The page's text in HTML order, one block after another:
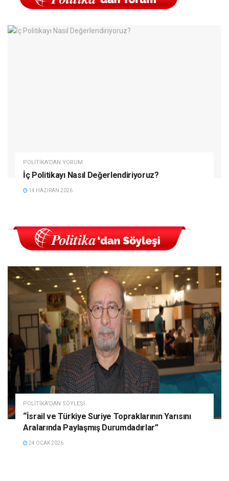
POLITIKA'DAN YORUM
İç Politikayı Nasıl Değerlendiriyoruz?
14 HAZIRAN 2026
POLITIKA'DAN SÖYLEŞI
“İsrail ve Türkiye Suriye Topraklarının Yarısını
Aralarında Paylaşmış Durumdadırlar”
24 OCAK 2026